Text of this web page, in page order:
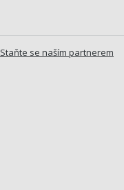
Staňte se naším partnerem